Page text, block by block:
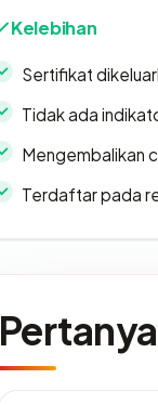
Kelebihan
Sertifikat
Tidak ada
Mengembalikan
Terdaftar pada